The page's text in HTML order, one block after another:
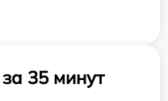
35 минут